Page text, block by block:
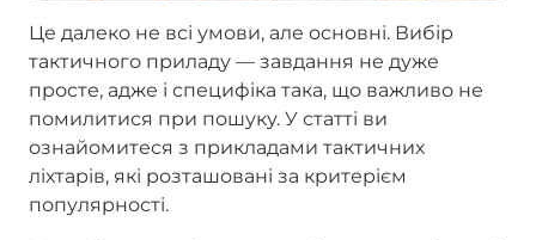
Це далеко не всі умови, але основні. Вибір
тактичного приладу — завдання не дуже
просте, адже і специфіка така, що важливо не
помилитися при пошуку. У статті ви
ознайомитеся з прикладами тактичних
ліхтарів, які розташовані за критерієм
популярності.